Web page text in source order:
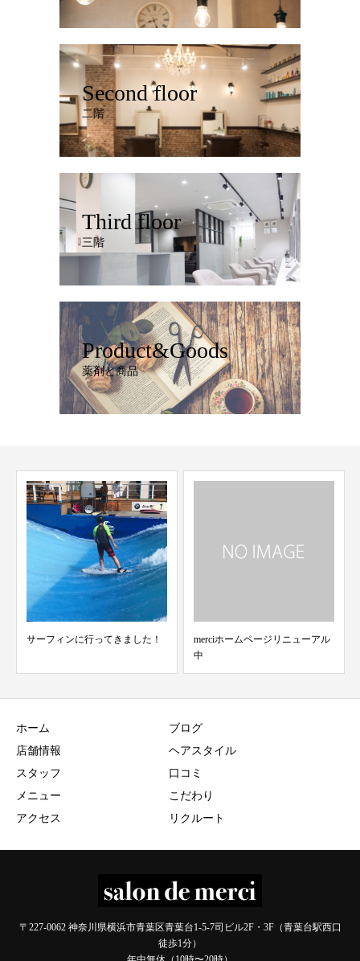
Second floor
二階
Third floor
三階
Product&Goods
薬剤と商品
merciホームページリニューアル
10/16 スタッフ検温結果 merci青
葉台 美...
ホーム
店舗情報
スタッフ
メニュー
アクセス
ブログ
ヘアスタイル
口コミ
こだわり
リクルート
〒227-0062 神奈川県横浜市青葉区青葉台1-5-7司ビル2F・3F（青葉台駅西口
徒歩1分）